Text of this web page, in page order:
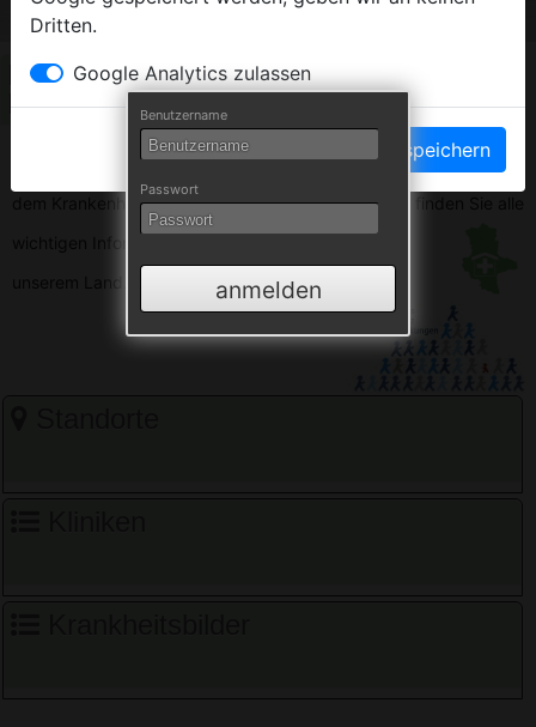
e.V.
Herzlich Willkommen auf den Seiten der
Krankenhäuser Sachsen-Anhalts
Die Krankenhausgesellschaft Sachsen-Anhalt begrüßt Sie auf
dem Krankenhausverzeichnis Sachsen-Anhalt. Hier finden Sie alle
Benutzername
Passwort
anmelden
Dritten.
Google Analytics zulassen
Einstellungen speichern